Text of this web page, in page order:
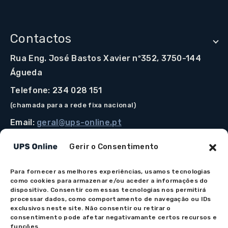
Gerir o Consentimento
Para fornecer as melhores experiências, usamos tecnologias
como cookies para armazenar e/ou aceder a informações do
dispositivo. Consentir com essas tecnologias nos permitirá
processar dados, como comportamento de navegação ou IDs
exclusivos neste site. Não consentir ou retirar o
consentimento pode afetar negativamante certos recursos e
funções.
Contactos
Rua Eng. José Bastos Xavier nº352, 3750-144
Águeda
Telefone: 234 028 151
(chamada para a rede fixa nacional)
Email: geral@ups-online.pt
Os preços indicados incluem IVA à taxa legal em vigor.
Todos os artigos apresentados no site encontram-se
sujeitos à disponibilidade de stock após confirmação da
encomenda. As imagens são meramente ilustrativas. Em
caso de dúvida na apresentação do produto por favor